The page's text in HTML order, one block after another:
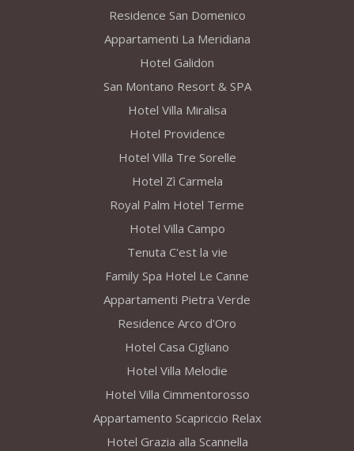
Residence San Domenico
Appartamenti La Meridiana
Hotel Galidon
San Montano Resort & SPA
Hotel Villa Miralisa
Hotel Providence
Hotel Villa Tre Sorelle
Hotel Zì Carmela
Royal Palm Hotel Terme
Hotel Villa Campo
Tenuta C'est la vie
Family Spa Hotel Le Canne
Appartamenti Pietra Verde
Residence Arco d'Oro
Hotel Casa Cigliano
Hotel Villa Melodie
Hotel Villa Cimmentorosso
Appartamento Scapriccio Relax
Hotel Grazia alla Scannella